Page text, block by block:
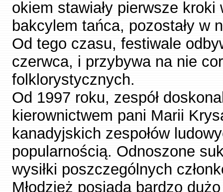
okiem stawiały pierwsze
bakcylem tańca, pozostały w
Od tego czasu, festiwale
czerwca, i przybywa na nie
folklorystycznych.
Od 1997 roku, zespół
kierownictwem pani Marii
kanadyjskich zespołów
popularnością. Odnoszone
wysiłki poszczególnych
Młodzież posiada bardzo